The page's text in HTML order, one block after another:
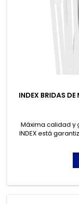
INDEX BRIDAS
Máxima calidad y
INDEX está
calidad, gracias a
UNE-EN